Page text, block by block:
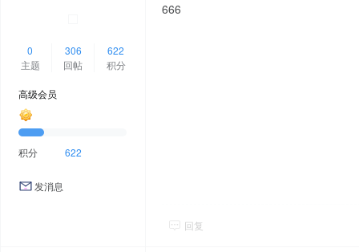
0
主题
306
回帖
622
积分
高级会员
积分 622
发消息
666
回复